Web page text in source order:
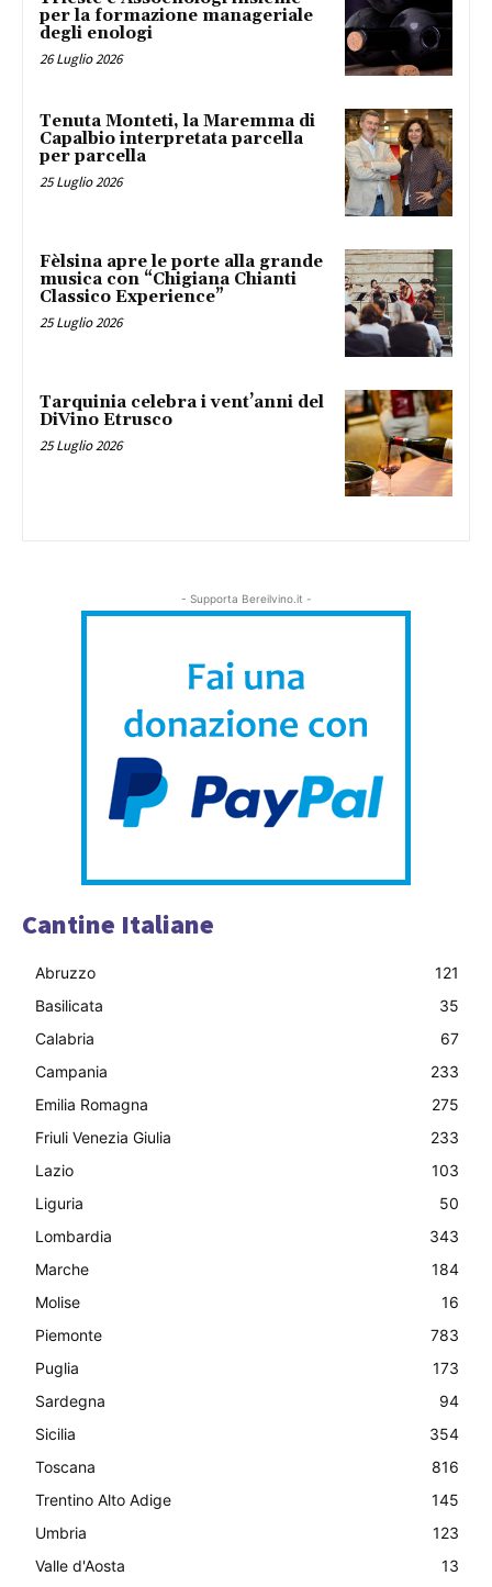
per la formazione manageriale
degli enologi
26 Luglio 2026
Tenuta Monteti, la Maremma di
Capalbio interpretata parcella
per parcella
25 Luglio 2026
Fèlsina apre le porte alla grande
musica con “Chigiana Chianti
Classico Experience”
25 Luglio 2026
Tarquinia celebra i vent’anni del
DiVino Etrusco
25 Luglio 2026
- Supporta Bereilvino.it -
Cantine Italiane
Abruzzo
121
Basilicata
35
Calabria
67
Campania
233
Emilia Romagna
275
Friuli Venezia Giulia
233
Lazio
103
Liguria
50
Lombardia
343
Marche
184
Molise
16
Piemonte
783
Puglia
173
Sardegna
94
Sicilia
354
Toscana
816
Trentino Alto Adige
145
Umbria
123
Valle d'Aosta
13